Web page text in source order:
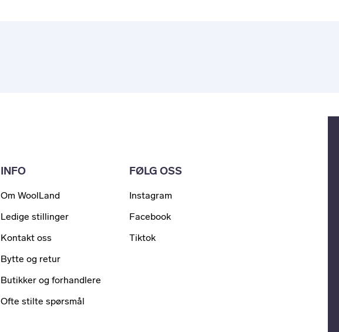
INFO
Om WoolLand
Ledige stillinger
Kontakt oss
Bytte og retur
Butikker og forhandlere
Ofte stilte spørsmål
FØLG OSS
Instagram
Facebook
Tiktok